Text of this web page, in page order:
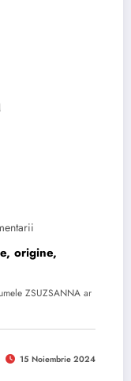
origine,
ZSUZSANNA ar
15 Noiembrie 2024